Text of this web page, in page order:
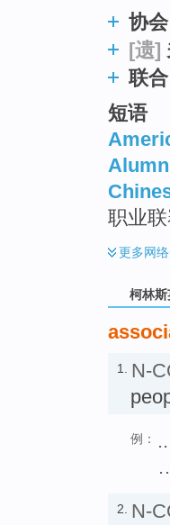
协会
[遗]
联合
短语
职业
更多网
柯林
1. N-
例：
2. N-